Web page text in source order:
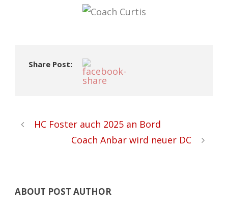
Share Post:
HC Foster auch 2025 an Bord
Coach Anbar wird neuer DC
ABOUT POST AUTHOR